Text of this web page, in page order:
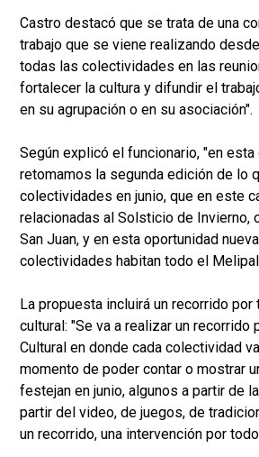
Castro destacó que se trata de una
trabajo que se viene realizando
todas las colectividades en las
fortalecer la cultura y difundir el
en su agrupación o en su asociación".
Según explicó el funcionario, "en esta
retomamos la segunda edición de lo
colectividades en junio, que en este
relacionadas al Solsticio de Invierno,
San Juan, y en esta oportunidad
colectividades habitan todo el
La propuesta incluirá un recorrido
cultural: "Se va a realizar un recorrido
Cultural en donde cada colectividad
momento de poder contar o mostrar
festejan en junio, algunos a partir de
partir del video, de juegos, de
un recorrido, una intervención por